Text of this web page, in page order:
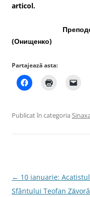
articol.
(Онищенко)
Partajează asta:
Publicat în categoria
Navigare
în
← 10 ianuarie: Acatistul
Sfântului Teofan